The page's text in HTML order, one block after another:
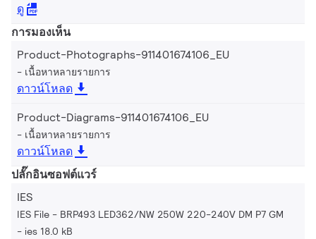
ดู
การมองเห็น
Product-Photographs-911401674106_EU
เนื้อหาหลายรายการ
ดาวน์โหลด
Product-Diagrams-911401674106_EU
เนื้อหาหลายรายการ
ดาวน์โหลด
ปลั๊กอินซอฟต์แวร์
IES
IES File - BRP493 LED362/NW 250W 220-240V DM P7 GM
ies 18.0 kB